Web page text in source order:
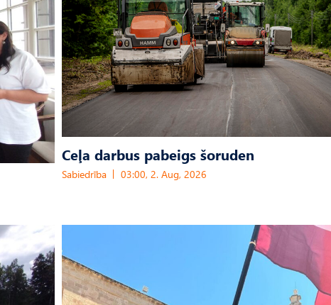
Ceļa darbus pabeigs šoruden
Sabiedrība 03:00, 2. Aug, 2026